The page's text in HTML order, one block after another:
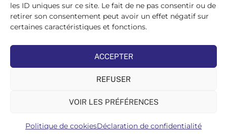
les ID uniques sur ce site. Le fait de ne pas consentir ou de
retirer son consentement peut avoir un effet négatif sur
certaines caractéristiques et fonctions.
ACCEPTER
REFUSER
VOIR LES PRÉFÉRENCES
Politique de cookiesDéclaration de confidentialité
215 bis, boulevard Saint-Germain
75007 PARIS
Tél : 01 45 48 28 44
Suivez-nous sur les réseaux sociaux :